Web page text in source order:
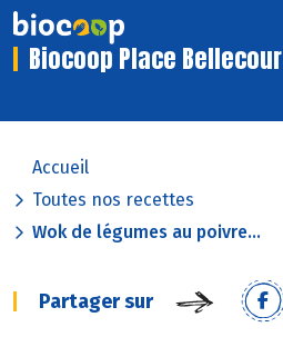
Biocoop Place Bellecour
Accueil
Toutes nos recettes
Wok de légumes au poivre...
Partager sur